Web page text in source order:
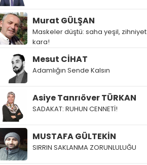
Murat GÜLŞAN
Maskeler düştü: saha yeşil, zihniyet
kara!
Mesut CİHAT
Adamlığın Sende Kalsın
Asiye Tanrıöver TÜRKAN
SADAKAT: RUHUN CENNETİ!
MUSTAFA GÜLTEKİN
SIRRIN SAKLANMA ZORUNLULUĞU